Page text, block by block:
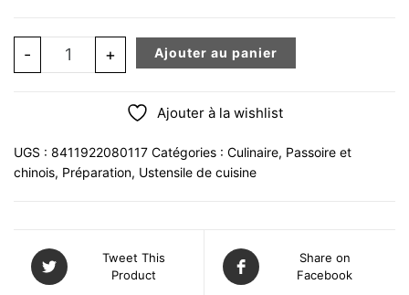
- quantité de Tamis de farine bistrot inox 18% - 350 GR.
+ Ajouter au panier
Ajouter à la wishlist
UGS : 8411922080117 Catégories : Culinaire, Passoire et
chinois, Préparation, Ustensile de cuisine
Tweet This
Product
Share on
Facebook